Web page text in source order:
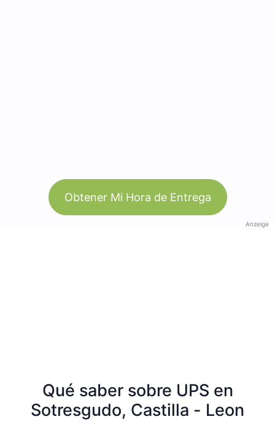
Obtener Mi Hora de Entrega
Anzeige
Qué saber sobre UPS en
Sotresgudo, Castilla - Leon